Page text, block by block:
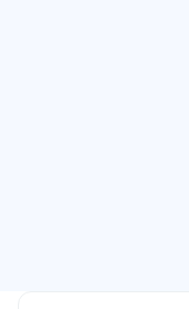
- 食料品リスト: さ